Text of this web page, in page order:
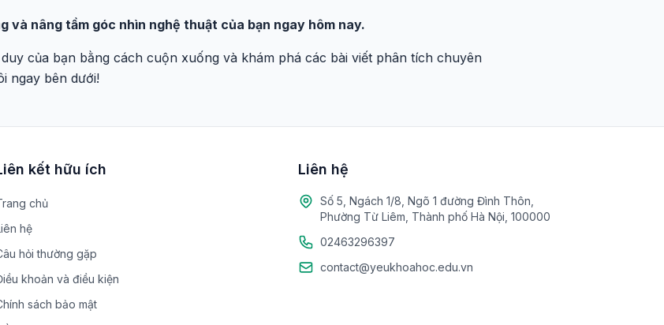
và nâng tầm góc nhìn nghệ thuật của bạn ngay hôm nay.
của bạn bằng cách cuộn xuống và khám phá các bài viết phân tích chuyên
ngay bên dưới!
kết hữu ích
chủ
hệ
hỏi thường gặp
khoản và điều kiện
sách bảo mật
Liên hệ
Số 5, Ngách 1/8, Ngõ 1 đường Đình Thôn,
Phường Từ Liêm, Thành phố Hà Nội, 100000
02463296397
contact@yeukhoahoc.edu.vn